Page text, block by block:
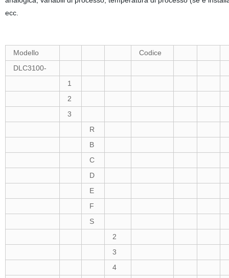
ecc.
Modello
Codice
DLC3100-
1
2
3
R
B
C
D
E
F
S
2
3
4